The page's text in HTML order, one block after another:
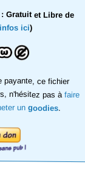
Gratuit et Libre de
ici)
payante, ce fichier
n'hésitez pas àfaire
ungoodies.